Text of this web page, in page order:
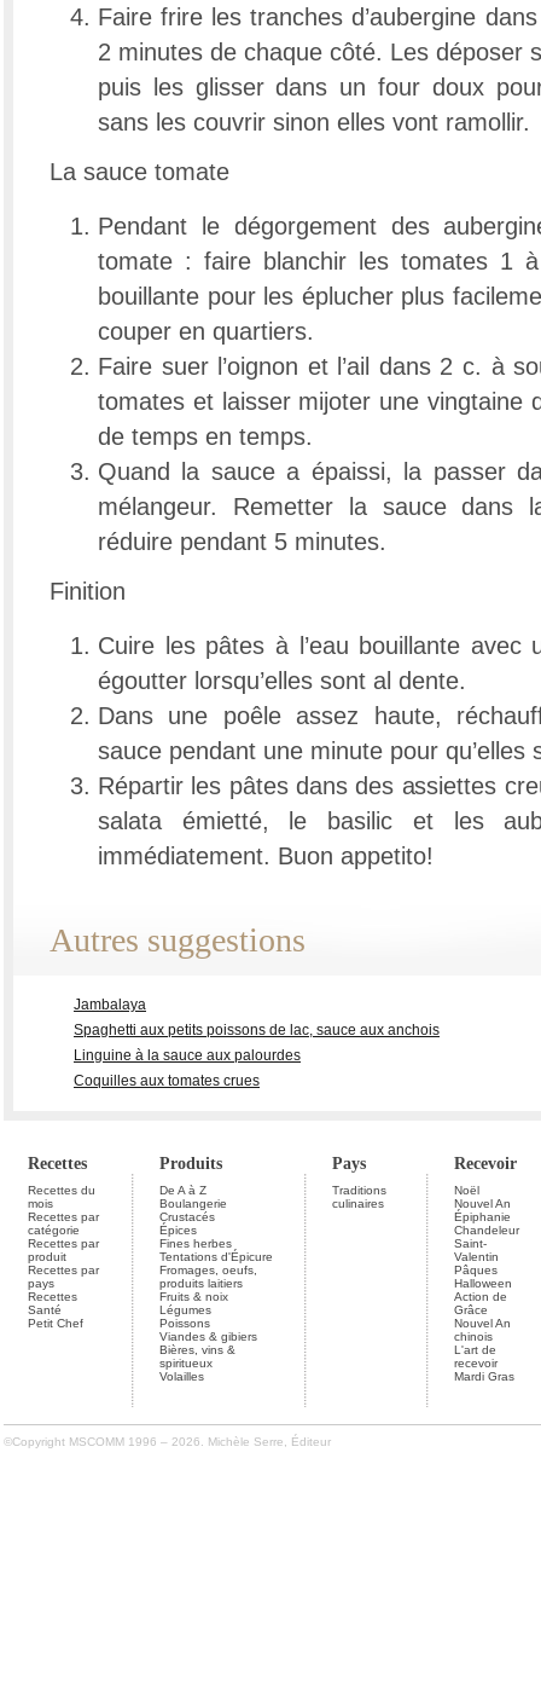
Faire frire les tranches d’aubergine
2 minutes de chaque côté. Les déposer
puis les glisser dans un four doux
sans les couvrir sinon elles vont ramollir.
La sauce tomate
Pendant le dégorgement des
tomate : faire blanchir les tomates 1
bouillante pour les éplucher plus
couper en quartiers.
Faire suer l’oignon et l’ail dans 2 c. à
tomates et laisser mijoter une vingtaine
de temps en temps.
Quand la sauce a épaissi, la passer
mélangeur. Remetter la sauce dans
réduire pendant 5 minutes.
Finition
Cuire les pâtes à l’eau bouillante avec
égoutter lorsqu’elles sont al dente.
Dans une poêle assez haute,
sauce pendant une minute pour qu’elles
Répartir les pâtes dans des assiettes
salata émietté, le basilic et les
immédiatement. Buon appetito!
Autres suggestions
Jambalaya
Spaghetti aux petits poissons de lac, sauce aux anchois
Linguine à la sauce aux palourdes
Coquilles aux tomates crues
Recettes Produits Pays Recevoir
Recettes du
mois
Recettes par
catégorie
Recettes par
produit
Recettes par
pays
Recettes
Santé
Petit Chef
De A à Z
Boulangerie
Crustacés
Épices
Fines herbes
Tentations d'Épicure
Fromages, oeufs,
produits laitiers
Fruits & noix
Légumes
Poissons
Viandes & gibiers
Bières, vins &
spiritueux
Volailles
Traditions
culinaires
Noël
Nouvel An
Épiphanie
Chandeleur
Saint-
Valentin
Pâques
Halloween
Action de
Grâce
Nouvel An
chinois
L'art de
recevoir
Mardi Gras
©Copyright MSCOMM 1996 – 2026. Michèle Serre, Éditeur